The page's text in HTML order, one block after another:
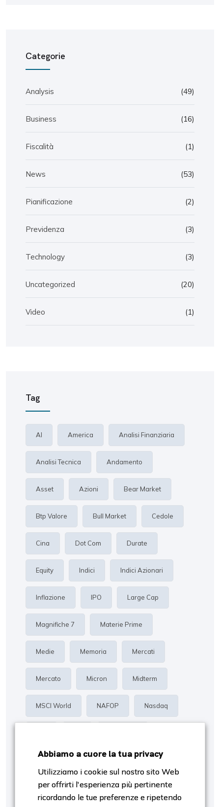
Categorie
Analysis (49)
Business (16)
Fiscalità (1)
News (53)
Pianificazione (2)
Previdenza (3)
Technology (3)
Uncategorized (20)
Video (1)
Tag
AI America Analisi Finanziaria
Analisi Tecnica Andamento
Asset Azioni Bear Market
Btp Valore Bull Market Cedole
Cina Dot Com Durate
Equity Indici Indici Azionari
Inflazione IPO Large Cap
Magnifiche 7 Materie Prime
Medie Memoria Mercati
Mercato Micron Midterm
MSCI World NAFOP Nasdaq
Risk Management
S&p500 Settori SpaceX
Abbiamo a cuore la tua privacy
Utilizziamo i cookie sul nostro sito Web
per offrirti l'esperienza più pertinente
ricordando le tue preferenze e ripetendo